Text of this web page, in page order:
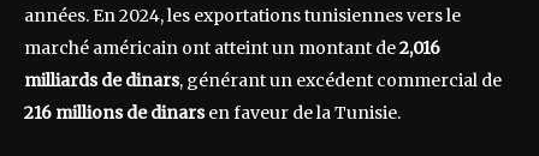
années. En 2024, les exportations tunisiennes vers le
marché américain ont atteint un montant de2,016
milliards de dinars, générant un excédent commercial de
216 millions de dinarsen faveur de la Tunisie.